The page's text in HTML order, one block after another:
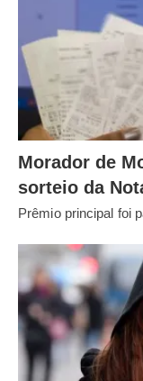
Morador de
sorteio da
Prêmio principal foi